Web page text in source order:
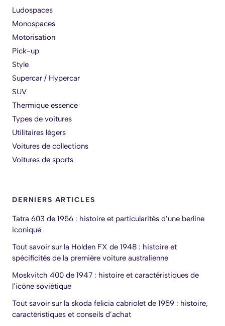
Ludospaces
Monospaces
Motorisation
Pick-up
Style
Supercar / Hypercar
SUV
Thermique essence
Types de voitures
Utilitaires légers
Voitures de collections
Voitures de sports
DERNIERS ARTICLES
Tatra 603 de 1956 : histoire et particularités d’une berline
iconique
Tout savoir sur la Holden FX de 1948 : histoire et
spécificités de la première voiture australienne
Moskvitch 400 de 1947 : histoire et caractéristiques de
l’icône soviétique
Tout savoir sur la skoda felicia cabriolet de 1959 : histoire,
caractéristiques et conseils d’achat